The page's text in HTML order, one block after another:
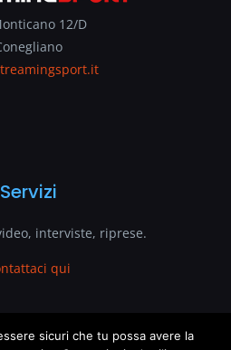
12/D
Servizi
interviste, riprese.
qui
sicuri che tu possa avere la